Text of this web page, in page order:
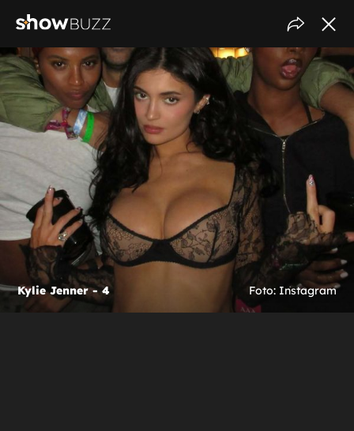
Kylie Jenner - 4 Foto: Instagram